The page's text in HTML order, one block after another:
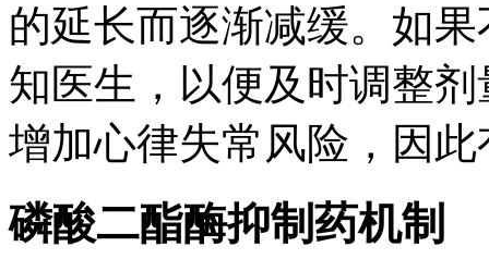
的延长而逐渐减缓。如
知医生，以便及时调整
增加心律失常风险，因
磷酸二酯酶抑制药机制